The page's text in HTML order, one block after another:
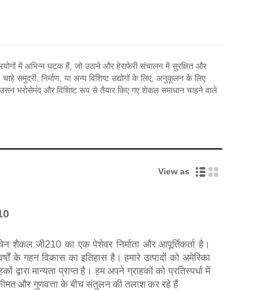
में अभिन्न घटक हैं, जो उठाने और हेराफेरी संचालन में सुरक्षित और
समुद्री, निर्माण, या अन्य विशिष्ट उद्योगों के लिए, अनुकूलन के लिए
भरोसेमंद और विशिष्ट रूप से तैयार किए गए शेकल समाधान चाहने वाले
View as
शैकल जी210 का एक पेशेवर निर्माता और आपूर्तिकर्ता है।
के गहन विकास का इतिहास है। हमारे उत्पादों को अमेरिका
द्वारा मान्यता प्राप्त है। हम अपने ग्राहकों को प्रतिस्पर्धा में
और गुणवत्ता के बीच संतुलन की तलाश कर रहे हैं